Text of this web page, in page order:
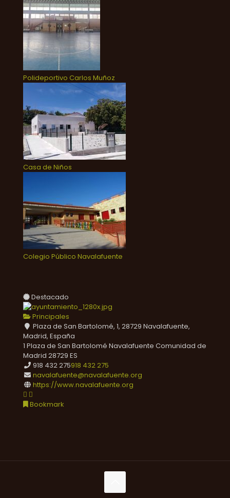
Polideportivo Carlos Muñoz
Casa de Niños
Colegio Público Navalafuente
Destacado
Principales
Plaza de San Bartolomé, 1, 28729 Navalafuente,
Madrid, España
1 Plaza de San Bartolomé Navalafuente Comunidad de
Madrid 28729 ES
918 432 275918 432 275
navalafuente@navalafuente.org
https://www.navalafuente.org
Bookmark